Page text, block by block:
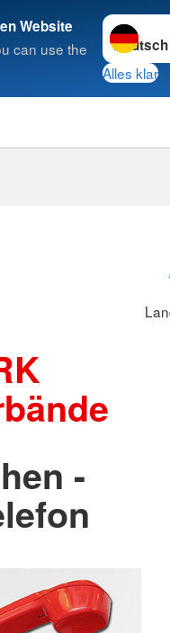
Website
can use the
Sprache
Alles klar
Suche
-